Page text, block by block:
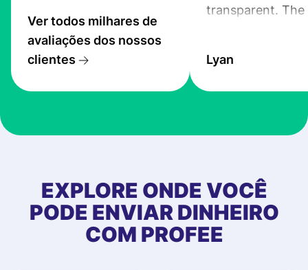
Ver todos milhares de
avaliações dos nossos
clientes
transparent. The
the exchange
at Profee is very
first started
app, and they
quick to provide
and helpful
Lyan
EXPLORE ONDE VOCÊ
PODE ENVIAR DINHEIRO
COM PROFEE